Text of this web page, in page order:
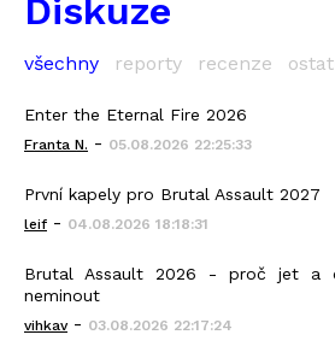
Diskuze
všechny reporty recenze
Enter the Eternal Fire 2026
Franta N. - 05.08.2026 22:25:33
První kapely pro Brutal Assault 2027
leif - 04.08.2026 18:18:31
Brutal Assault 2026 - proč jet a
neminout
vihkav- 03.08.2026 22:17:24